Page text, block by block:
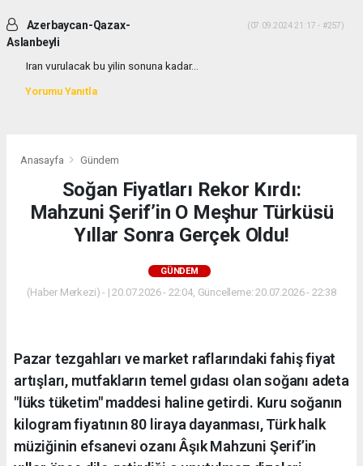
Azerbaycan-Qazax-
Aslanbeyli
(07.09.2024 21:17 - #257)
Iran vurulacak bu yilin sonuna kadar...
Yorumu Yanıtla
Anasayfa Gündem
Soğan Fiyatları Rekor Kırdı:
Mahzuni Şerif’in O Meşhur Türküsü
Yıllar Sonra Gerçek Oldu!
GÜNDEM
(Haber Merkezi) - | 20.07.2026 - 22:04, Güncelleme: 20.07.2026 - 22:38
Pazar tezgahları ve market raflarındaki fahiş fiyat
artışları, mutfakların temel gıdası olan soğanı adeta
"lüks tüketim" maddesi haline getirdi. Kuru soğanın
kilogram fiyatının 80 liraya dayanması, Türk halk
müziğinin efsanevi ozanı Âşık Mahzuni Şerif’in